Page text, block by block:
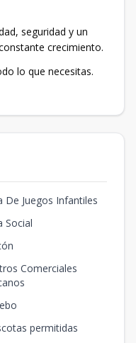
seguridad y un
crecimiento.
lo que necesitas.
De Juegos Infantiles
Social
Comerciales
permitidas